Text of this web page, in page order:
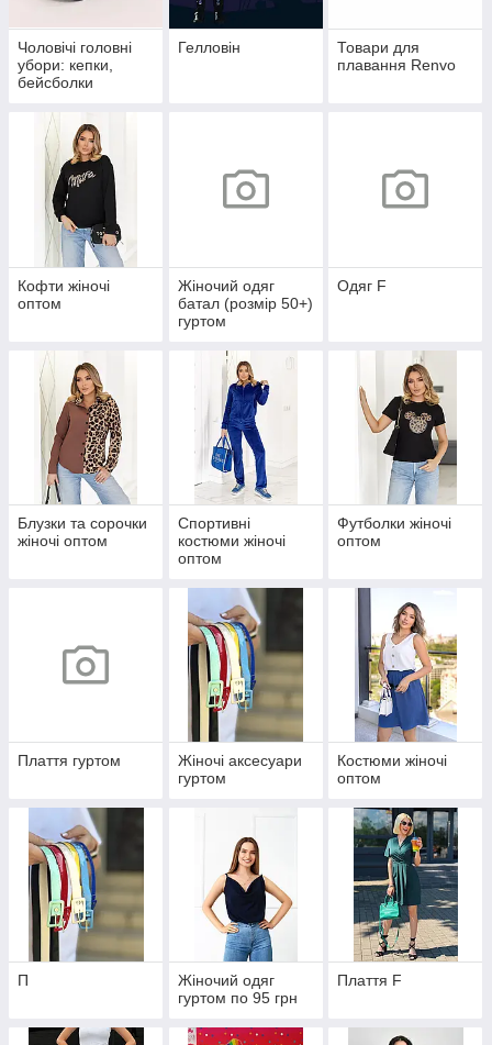
Чоловічі головні
убори: кепки,
бейсболки
Гелловін
Товари для
плавання Renvo
Кофти жіночі
оптом
Жіночий одяг
батал (розмір 50+)
гуртом
Одяг F
Блузки та сорочки
жіночі оптом
Спортивні
костюми жіночі
оптом
Футболки жіночі
оптом
Плаття гуртом
Жіночі аксесуари
гуртом
Костюми жіночі
оптом
П
Жіночий одяг
гуртом по 95 грн
Плаття F